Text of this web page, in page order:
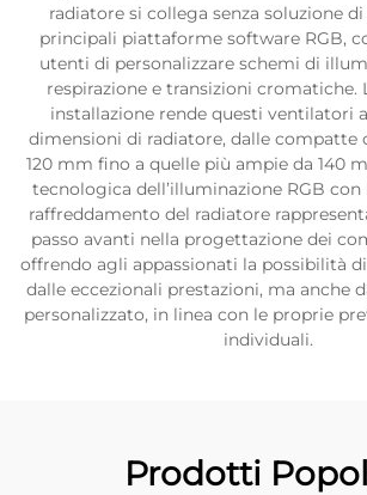
radiatore si collega senza soluzione
principali piattaforme software RGB,
utenti di personalizzare schemi di
respirazione e transizioni cromatiche.
installazione rende questi ventilatori
dimensioni di radiatore, dalle compatte
120 mm fino a quelle più ampie da 140
tecnologica dell’illuminazione RGB
raffreddamento del radiatore
passo avanti nella progettazione dei
offrendo agli appassionati la possibilità
dalle eccezionali prestazioni, ma anche
personalizzato, in linea con le proprie
individuali.
Prodotti